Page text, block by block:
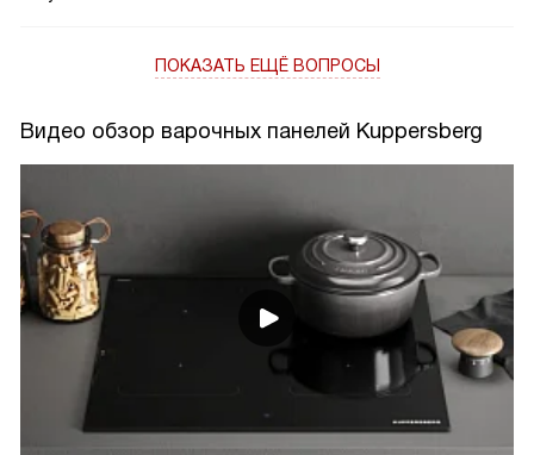
ПОКАЗАТЬ ЕЩЁ ВОПРОСЫ
Видео обзор варочных панелей Kuppersberg